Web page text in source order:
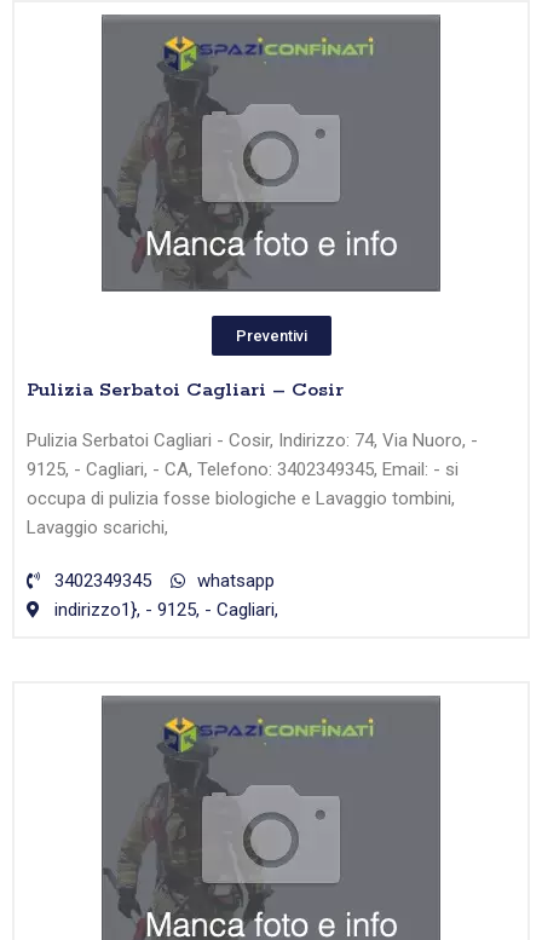
Preventivi
Pulizia Serbatoi Cagliari – Cosir
Pulizia Serbatoi Cagliari - Cosir, Indirizzo: 74, Via Nuoro, -
9125, - Cagliari, - CA, Telefono: 3402349345, Email: - si
occupa di pulizia fosse biologiche e Lavaggio tombini,
Lavaggio scarichi,
3402349345
whatsapp
indirizzo1}, - 9125, - Cagliari,